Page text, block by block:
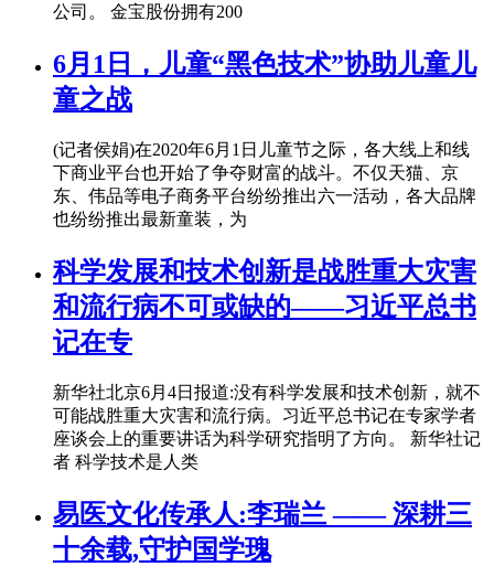
公司。 金宝股份拥有200
6月1日，儿童“黑色技术”协助儿童儿
童之战
(记者侯娟)在2020年6月1日儿童节之际，各大线上和线
下商业平台也开始了争夺财富的战斗。不仅天猫、京
东、伟品等电子商务平台纷纷推出六一活动，各大品牌
也纷纷推出最新童装，为
科学发展和技术创新是战胜重大灾害
和流行病不可或缺的——习近平总书
记在专
新华社北京6月4日报道:没有科学发展和技术创新，就不
可能战胜重大灾害和流行病。习近平总书记在专家学者
座谈会上的重要讲话为科学研究指明了方向。 新华社记
者 科学技术是人类
易医文化传承人:李瑞兰 —— 深耕三
十余载,守护国学瑰